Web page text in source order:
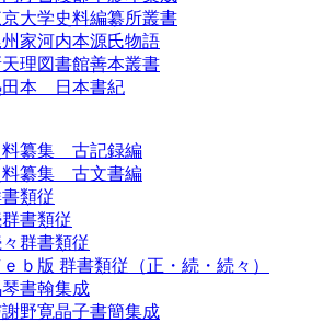
大学史料編纂所叢書
州家河内本源氏物語
天理図書館善本叢書
田本 日本書紀
料纂集 古記録編
料纂集 古文書編
類従
書類従
群書類従
ｂ版 群書類従（正・続・続々）
琴書翰集成
野寛晶子書簡集成